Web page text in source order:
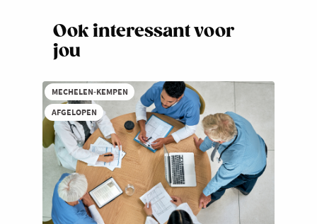
Ook interessant voor
jou
MECHELEN-KEMPEN
AFGELOPEN